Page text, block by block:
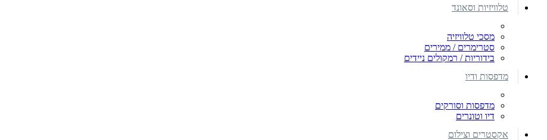
טלוויזיות וסאונד
מסכי טלוויזיה
סטרימרים / ממירים
בידוריות / רמקולים ניידים
מדפסות ודיו
מדפסות וסורקים
דיו וטונרים
אקסטרים וצילום